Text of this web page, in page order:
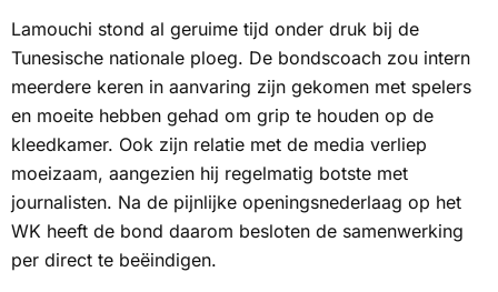
Lamouchi stond al geruime tijd onder druk bij de
Tunesische nationale ploeg. De bondscoach zou intern
meerdere keren in aanvaring zijn gekomen met spelers
en moeite hebben gehad om grip te houden op de
kleedkamer. Ook zijn relatie met de media verliep
moeizaam, aangezien hij regelmatig botste met
journalisten. Na de pijnlijke openingsnederlaag op het
WK heeft de bond daarom besloten de samenwerking
per direct te beëindigen.